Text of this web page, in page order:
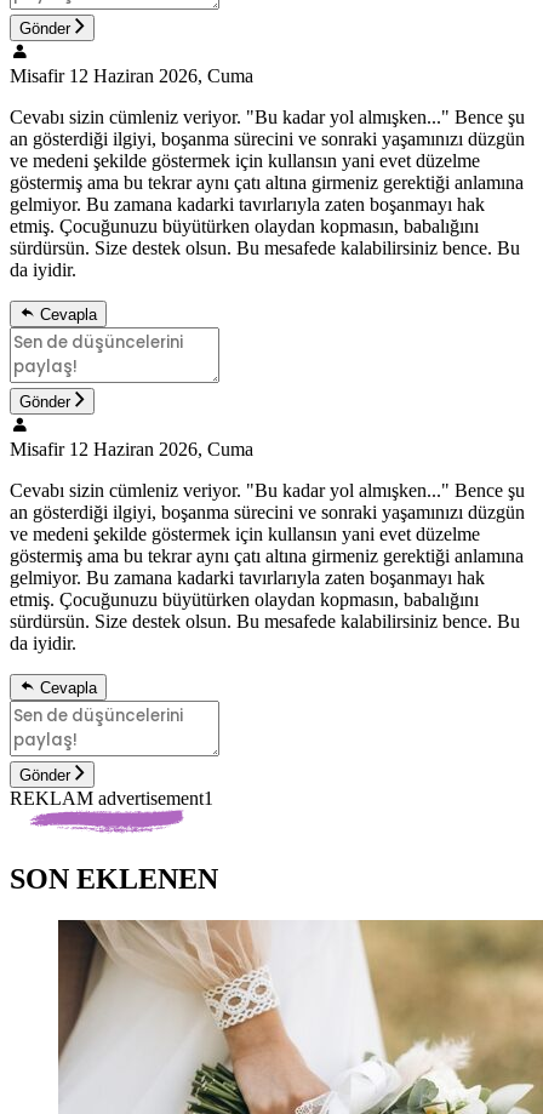
Gönder
Misafir 12 Haziran 2026, Cuma
Cevabı sizin cümleniz veriyor. "Bu kadar yol almışken..." Bence şu
an gösterdiği ilgiyi, boşanma sürecini ve sonraki yaşamınızı düzgün
ve medeni şekilde göstermek için kullansın yani evet düzelme
göstermiş ama bu tekrar aynı çatı altına girmeniz gerektiği anlamına
gelmiyor. Bu zamana kadarki tavırlarıyla zaten boşanmayı hak
etmiş. Çocuğunuzu büyütürken olaydan kopmasın, babalığını
sürdürsün. Size destek olsun. Bu mesafede kalabilirsiniz bence. Bu
da iyidir.
Cevapla
Gönder
Misafir 12 Haziran 2026, Cuma
Cevabı sizin cümleniz veriyor. "Bu kadar yol almışken..." Bence şu
an gösterdiği ilgiyi, boşanma sürecini ve sonraki yaşamınızı düzgün
ve medeni şekilde göstermek için kullansın yani evet düzelme
göstermiş ama bu tekrar aynı çatı altına girmeniz gerektiği anlamına
gelmiyor. Bu zamana kadarki tavırlarıyla zaten boşanmayı hak
etmiş. Çocuğunuzu büyütürken olaydan kopmasın, babalığını
sürdürsün. Size destek olsun. Bu mesafede kalabilirsiniz bence. Bu
da iyidir.
Cevapla
Gönder
REKLAM advertisement1
SON EKLENEN